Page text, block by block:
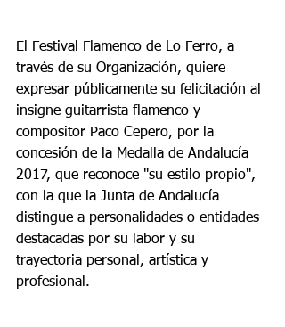
El Festival Flamenco de Lo Ferro, a
través de su Organización, quiere
expresar públicamente su felicitación al
insigne guitarrista flamenco y
compositor Paco Cepero, por la
concesión de la Medalla de Andalucía
2017, que reconoce "su estilo propio",
con la que la Junta de Andalucía
distingue a personalidades o entidades
destacadas por su labor y su
trayectoria personal, artística y
profesional.